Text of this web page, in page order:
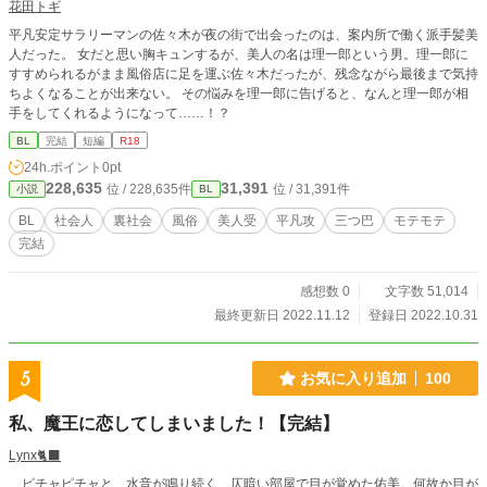
ム…………etc
花田トギ
平凡安定サラリーマンの佐々木が夜の街で出会ったのは、案内所で働く派手髪美
人だった。 女だと思い胸キュンするが、美人の名は理一郎という男。理一郎に
すすめられるがまま風俗店に足を運ぶ佐々木だったが、残念ながら最後まで気持
ちよくなることが出来ない。 その悩みを理一郎に告げると、なんと理一郎が相
手をしてくれるようになって……！？
BL 完結 短編 R18
24h.ポイント 0pt
小説 228,635 位 / 228,635件 BL 31,391 位 / 31,391件
BL 社会人 裏社会 風俗 美人受 平凡攻 三つ巴
モテモテ
完結
感想数 0
文字数 51,014
最終更新日 2022.11.12
登録日 2022.10.31
5 お気に入り追加 100
私、魔王に恋してしまいました！【完結】
Lynx🐈‍⬛
ピチャピチャと、水音が鳴り続く、仄暗い部屋で目が覚めた佑美。何故か目が